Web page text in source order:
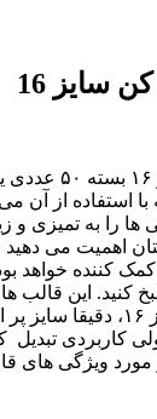
16
آن‌ می توانید
و زیبایی
می دهیدخرید
خواهد بود و به
این قالب های
می باشیم سایز ۱۶، دقیقا سایز پر
تبدیل کرده
های قالب